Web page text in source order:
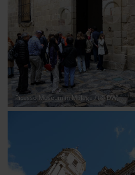
Picasso-Museum in Málaga / (© DW)